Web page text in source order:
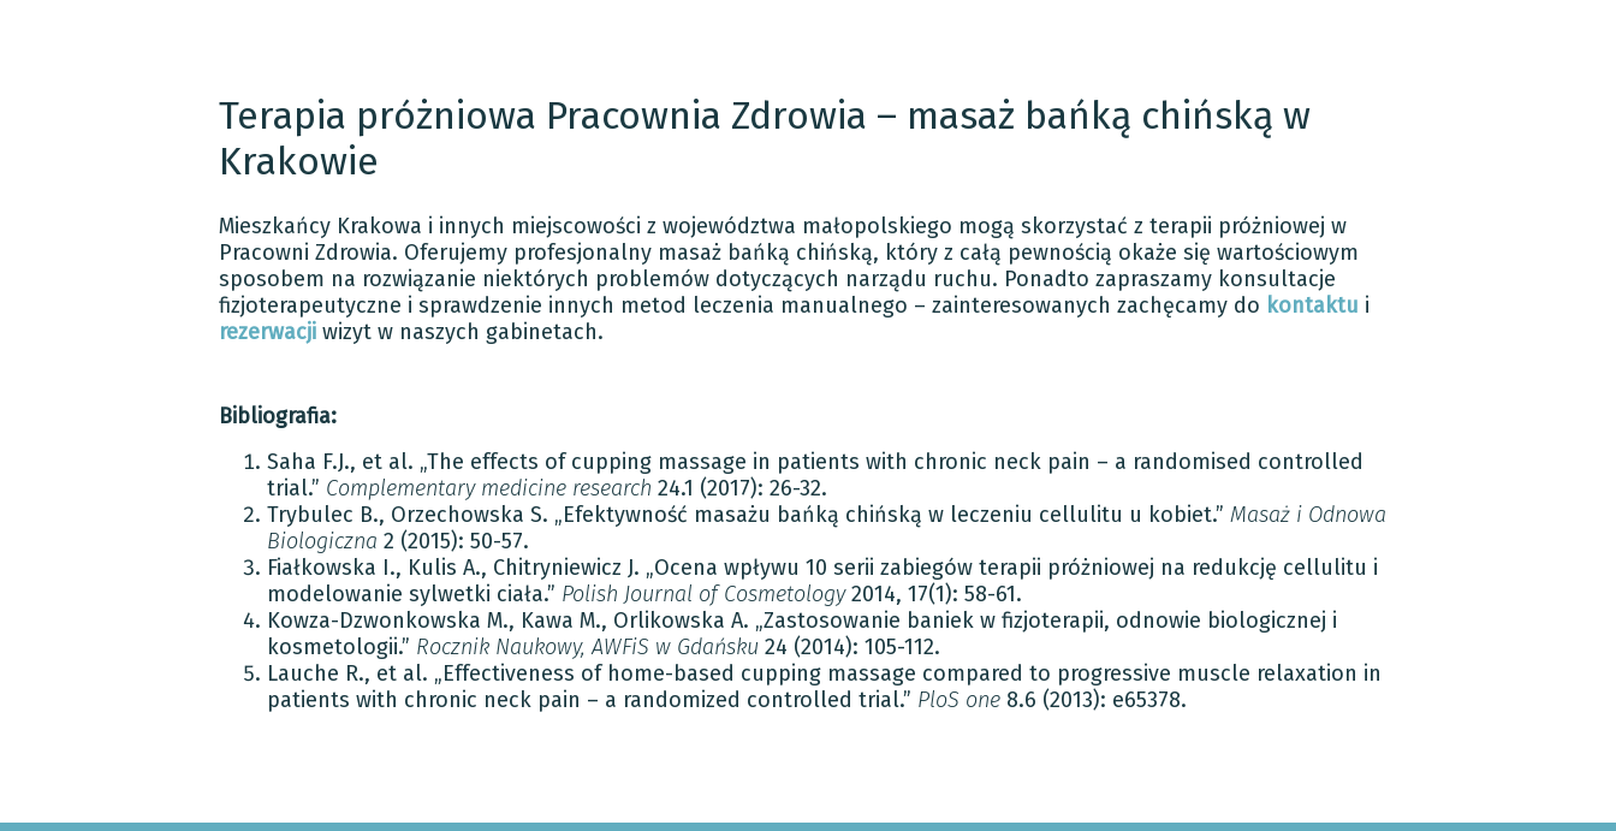
Terapia próżniowa Pracownia Zdrowia – masaż bańką chińską w
Krakowie
Mieszkańcy Krakowa i innych miejscowości z województwa małopolskiego mogą skorzystać z terapii próżniowej w
Pracowni Zdrowia. Oferujemy profesjonalny masaż bańką chińską, który z całą pewnością okaże się wartościowym
sposobem na rozwiązanie niektórych problemów dotyczących narządu ruchu. Ponadto zapraszamy konsultacje
fizjoterapeutyczne i sprawdzenie innych metod leczenia manualnego – zainteresowanych zachęcamy do kontaktu i
rezerwacji wizyt w naszych gabinetach.
Bibliografia:
Saha F.J., et al. „The effects of cupping massage in patients with chronic neck pain – a randomised controlled
trial.” Complementary medicine research 24.1 (2017): 26-32.
Trybulec B., Orzechowska S. „Efektywność masażu bańką chińską w leczeniu cellulitu u kobiet.” Masaż i Odnowa
Biologiczna 2 (2015): 50-57.
Fiałkowska I., Kulis A., Chitryniewicz J. „Ocena wpływu 10 serii zabiegów terapii próżniowej na redukcję cellulitu i
modelowanie sylwetki ciała.” Polish Journal of Cosmetology2014, 17(1): 58-61.
Kowza-Dzwonkowska M., Kawa M., Orlikowska A. „Zastosowanie baniek w fizjoterapii, odnowie biologicznej i
kosmetologii.” Rocznik Naukowy, AWFiS w Gdańsku 24 (2014): 105-112.
Lauche R., et al. „Effectiveness of home-based cupping massage compared to progressive muscle relaxation in
patients with chronic neck pain – a randomized controlled trial.” PloS one 8.6 (2013): e65378.